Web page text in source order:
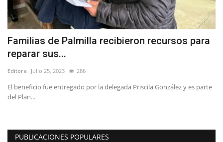
Deporte
Política
Espectáculos
Familias de Palmilla recibieron recursos para
reparar sus...
Editora Julio 25, 2023 286
El beneficio fue entregado por la delegada Priscila González y es parte
del Plan...
PUBLICACIONES POPULARES